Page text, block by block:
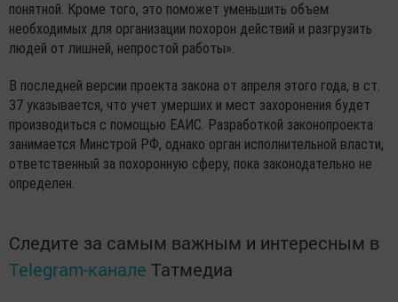
понятной. Кроме того, это поможет уменьшить объем
необходимых для организации похорон действий и разгрузить
людей от лишней, непростой работы».
В последней версии проекта закона от апреля этого года, в ст.
37 указывается, что учет умерших и мест захоронения будет
производиться с помощью ЕАИС. Разработкой законопроекта
занимается Минстрой РФ, однако орган исполнительной власти,
ответственный за похоронную сферу, пока законодательно не
определен.
Следите за самым важным и интересным в
Telegram-канале Татмедиа